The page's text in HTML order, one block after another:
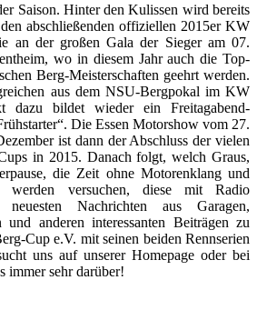
Saison. Hinter den Kulissen wird bereits
abschließenden offiziellen 2015er KW
an der großen Gala der Sieger am 07.
wo in diesem Jahr auch die Top-
Berg-Meisterschaften geehrt werden.
aus dem NSU-Bergpokal im KW
dazu bildet wieder ein Freitagabend-
Die Essen Motorshow vom 27.
ist dann der Abschluss der vielen
in 2015. Danach folgt, welch Graus,
die Zeit ohne Motorenklang und
werden versuchen, diese mit Radio
Nachrichten aus Garagen,
und anderen interessanten Beiträgen zu
Cup e.V. mit seinen beiden Rennserien
uns auf unserer Homepage oder bei
immer sehr darüber!